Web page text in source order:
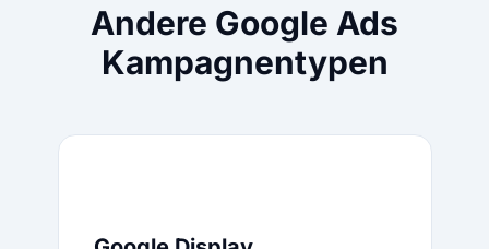
Andere Google Ads
Kampagnentypen